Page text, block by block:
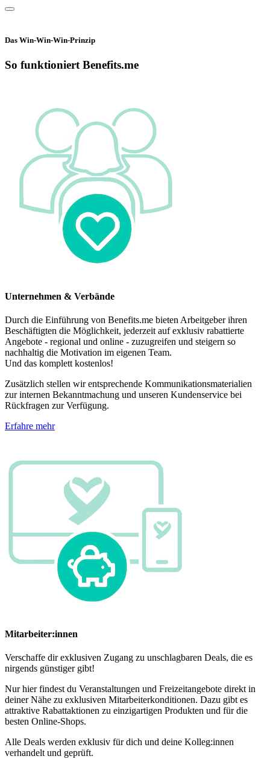
Das Win-Win-Win-Prinzip
So funktioniert Benefits.me
Unternehmen & Verbände
Durch die Einführung von Benefits.me bieten Arbeitgeber ihren
Beschäftigten die Möglichkeit, jederzeit auf exklusiv rabattierte
Angebote - regional und online - zuzugreifen und steigern so
nachhaltig die Motivation im eigenen Team.
Und das komplett kostenlos!
Zusätzlich stellen wir entsprechende Kommunikationsmaterialien
zur internen Bekanntmachung und unseren Kundenservice bei
Rückfragen zur Verfügung.
Erfahre mehr
Mitarbeiter:innen
Verschaffe dir exklusiven Zugang zu unschlagbaren Deals, die es
nirgends günstiger gibt!
Nur hier findest du Veranstaltungen und Freizeitangebote direkt in
deiner Nähe zu exklusiven Mitarbeiterkonditionen. Dazu gibt es
attraktive Rabattaktionen zu einzigartigen Produkten und für die
besten Online-Shops.
Alle Deals werden exklusiv für dich und deine Kolleg:innen
verhandelt und geprüft.